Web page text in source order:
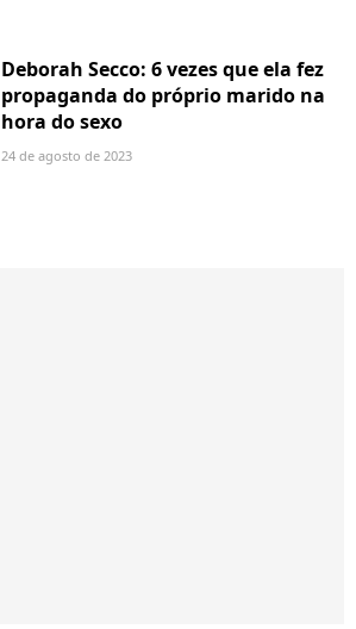
Deborah Secco: 6 vezes que ela fez
propaganda do próprio marido na
hora do sexo
24 de agosto de 2023